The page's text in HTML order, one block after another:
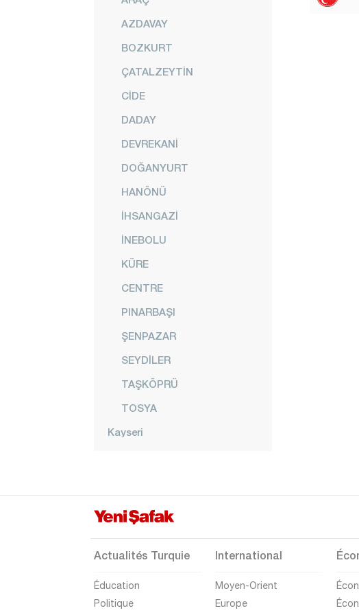
AZDAVAY
BOZKURT
ÇATALZEYTİN
CİDE
DADAY
DEVREKANİ
DOĞANYURT
HANÖNÜ
İHSANGAZİ
İNEBOLU
KÜRE
CENTRE
PINARBAŞI
ŞENPAZAR
SEYDİLER
TAŞKÖPRÜ
TOSYA
Kayseri
Kırşehir
Kocaeli
Kütahya
Actualités Turquie
Éducation
Politique
International
Moyen-Orient
Europe